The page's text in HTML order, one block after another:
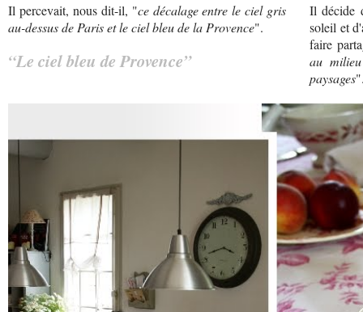
Il percevait, nous dit-il, "ce décalage entre le ciel gris
au-dessus de Paris et le ciel bleu de la Provence".
“Le ciel bleu de Provence”
Il décide
soleil et
faire
au
paysages